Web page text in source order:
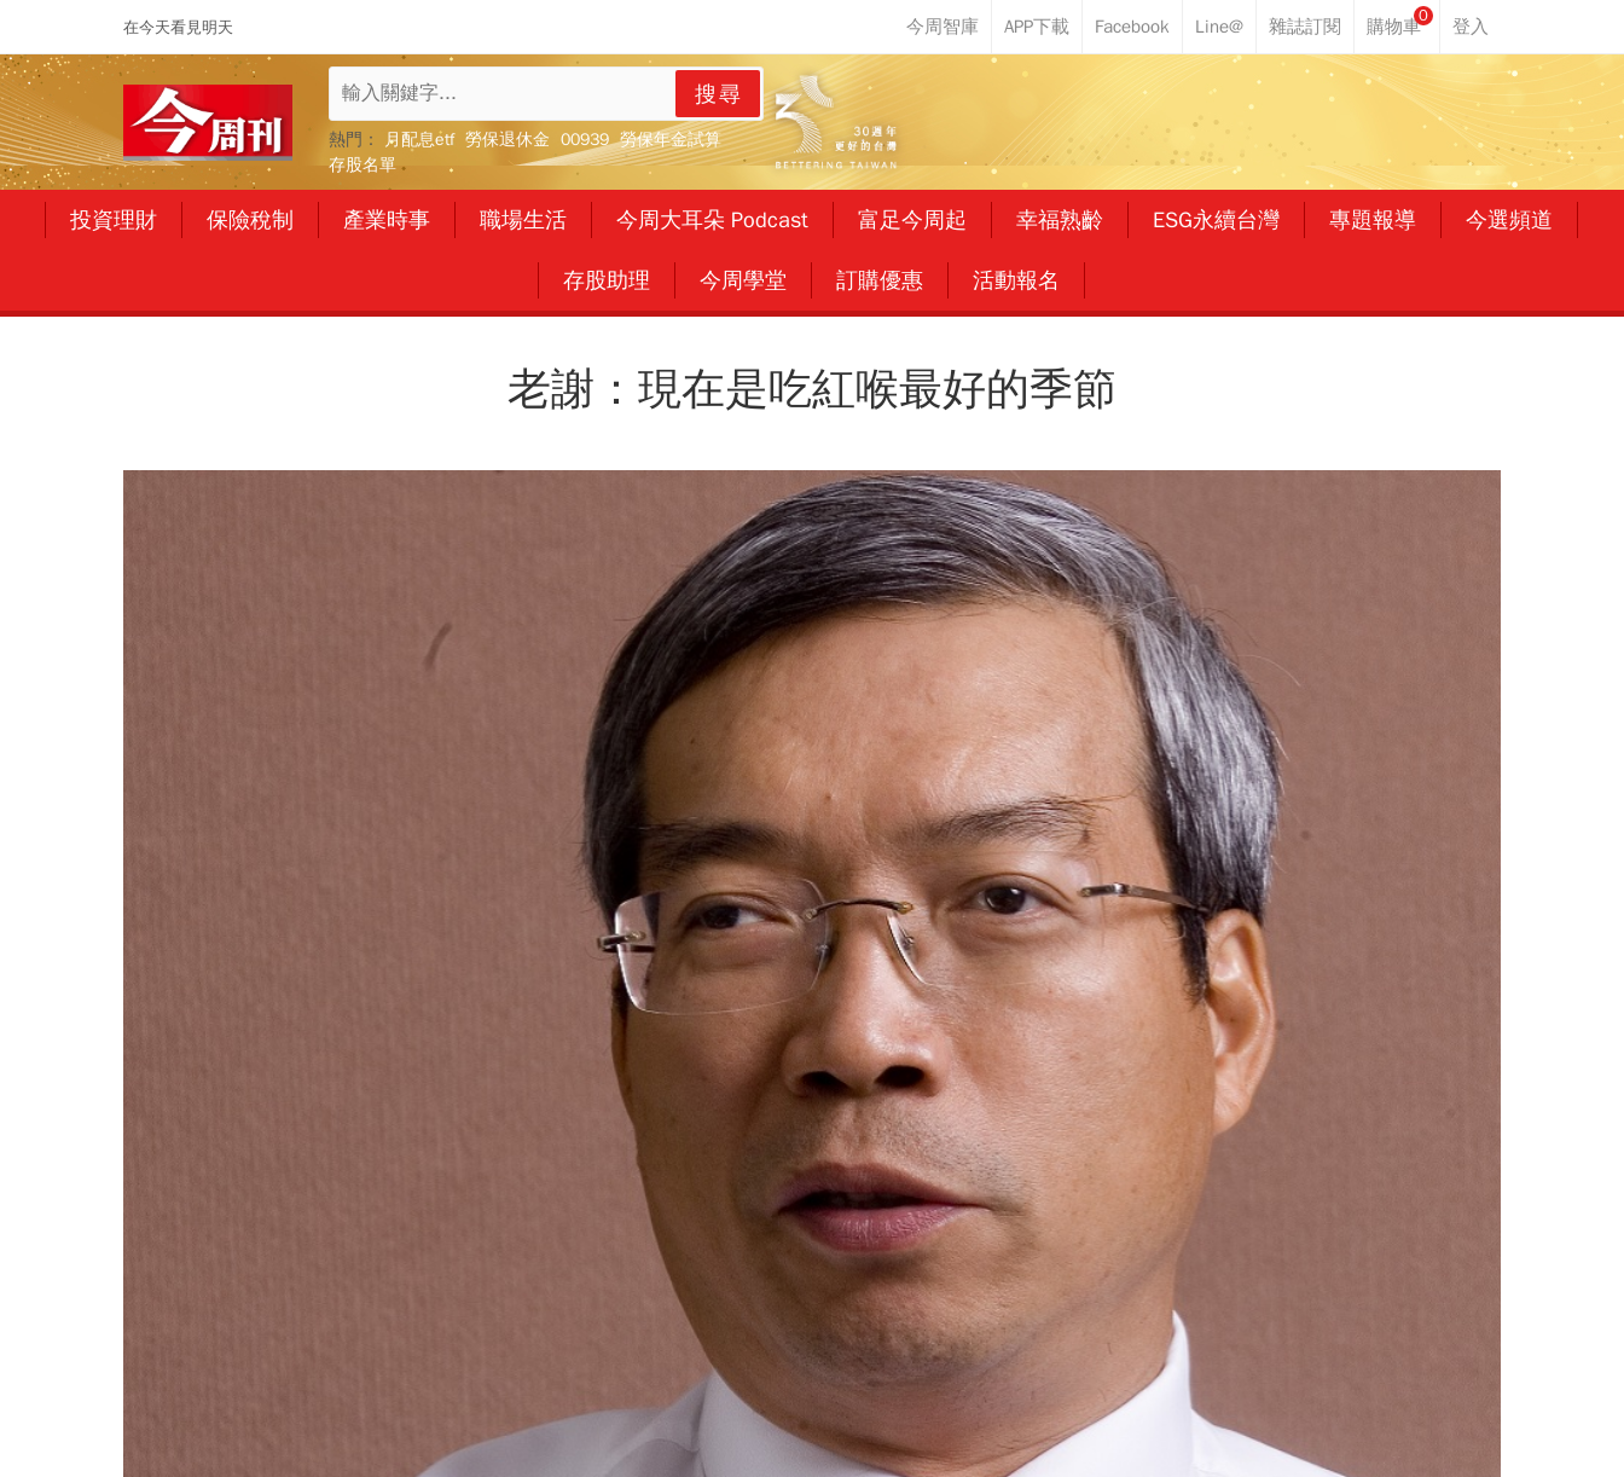
在今天看見明天
0
搜尋
熱門： 月配息etf 勞保退休金 00939 勞保年金試算
存股名單
投資理財 保險稅制 產業時事 職場生活 今周大耳朵 Podcast 富足今周起 幸福熟齡 ESG永續台灣 專題報導 今選頻道
存股助理 今周學堂 訂購優惠 活動報名
老謝：現在是吃紅喉最好的季節